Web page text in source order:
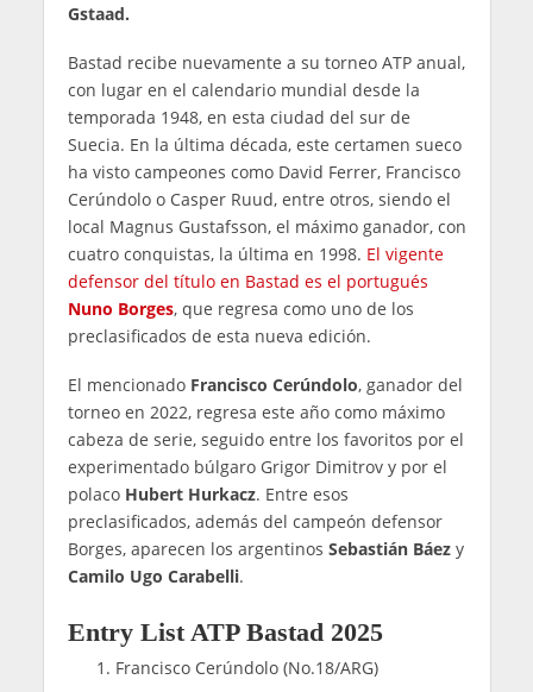
Gstaad.
Bastad recibe nuevamente a su torneo ATP anual,
con lugar en el calendario mundial desde la
temporada 1948, en esta ciudad del sur de
Suecia. En la última década, este certamen sueco
ha visto campeones como David Ferrer, Francisco
Cerúndolo o Casper Ruud, entre otros, siendo el
local Magnus Gustafsson, el máximo ganador, con
cuatro conquistas, la última en 1998. El vigente
defensor del título en Bastad es el portugués
Nuno Borges, que regresa como uno de los
preclasificados de esta nueva edición.
El mencionado Francisco Cerúndolo, ganador del
torneo en 2022, regresa este año como máximo
cabeza de serie, seguido entre los favoritos por el
experimentado búlgaro Grigor Dimitrov y por el
polaco Hubert Hurkacz. Entre esos
preclasificados, además del campeón defensor
Borges, aparecen los argentinos Sebastián Báezy
Camilo Ugo Carabelli.
Entry List ATP Bastad 2025
Francisco Cerúndolo (No.18/ARG)